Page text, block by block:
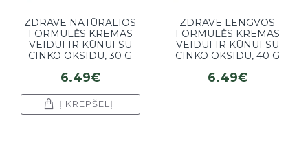
ZDRAVE NATŪRALIOS
FORMULĖS KREMAS
VEIDUI IR KŪNUI SU
CINKO OKSIDU, 30 G
6.49€
Į KREPŠELĮ
ZDRAVE LENGVOS
FORMULĖS KREMAS
VEIDUI IR KŪNUI SU
CINKO OKSIDU, 40 G
6.49€